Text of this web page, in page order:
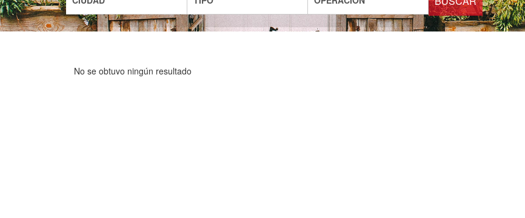
No se obtuvo ningún resultado